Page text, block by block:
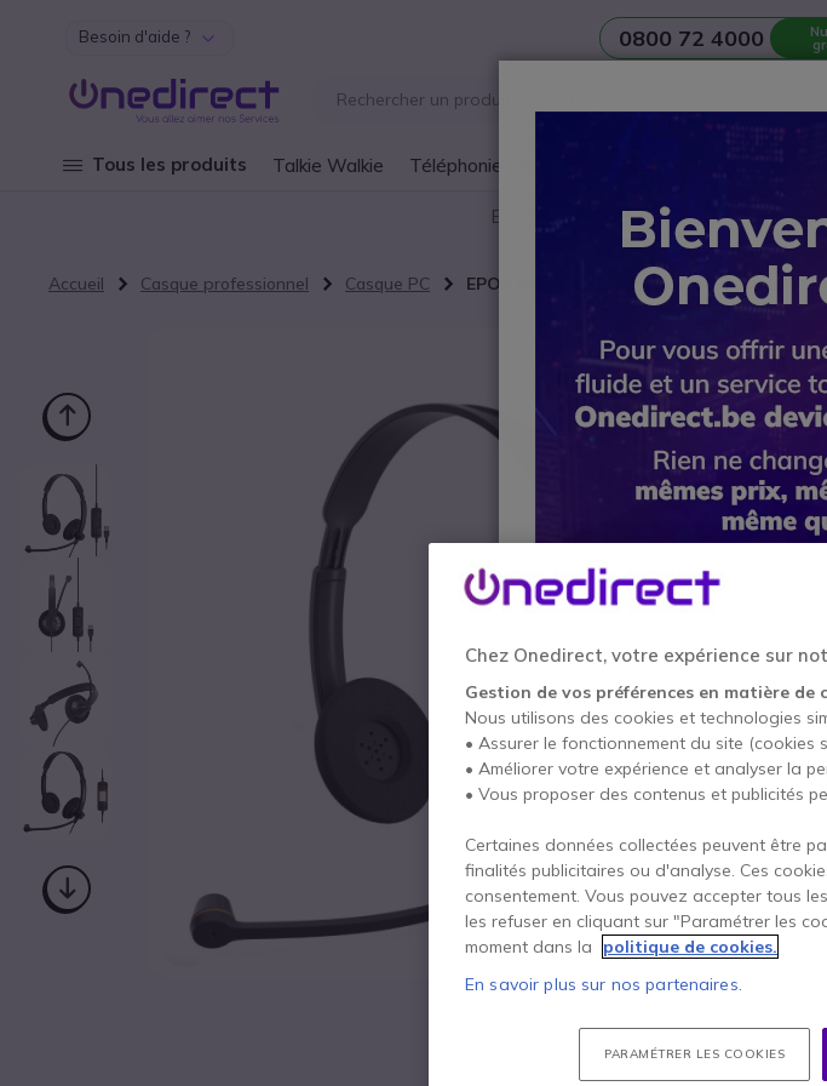
Aller au contenu
Besoin d'aide ? 0800 72 4000
Tous les produits Talkie Walkie Téléphonie fixe
Besoin d’une salle de réunion?
Accueil Casque professionnel Casque PC EPOS IMPACT SC 60 USB MS | Casque
Chez Onedirect, votre expérience sur
Gestion de vos préférences en matière de
Nous utilisons des cookies et technologies
• Assurer le fonctionnement du site (cookies
• Améliorer votre expérience et analyser la
• Vous proposer des contenus et publicités
Certaines données collectées peuvent être
finalités publicitaires ou d'analyse. Ces
consentement. Vous pouvez accepter tous
les refuser en cliquant sur "Paramétrer les
moment dans la
politique de cookies.
En savoir plus sur nos partenaires.
PARAMÉTRER LES COOKIES